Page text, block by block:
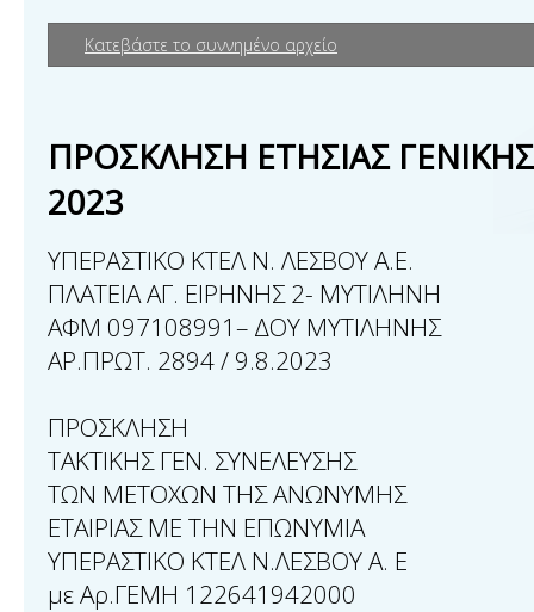
Κατεβάστε το συννημένο αρχείο
ΠΡΟΣΚΛΗΣΗ ΕΤΗΣΙΑΣ
2023
ΥΠΕΡΑΣΤΙΚO ΚΤΕΛ Ν. ΛΕΣΒΟΥ Α.Ε.
ΠΛΑΤΕΙΑ ΑΓ. ΕΙΡΗΝΗΣ 2- ΜΥΤΙΛΗΝΗ
ΑΦΜ 097108991– ΔΟΥ ΜΥΤΙΛΗΝΗΣ
ΑΡ.ΠΡΩΤ. 2894 / 9.8.2023
ΠΡΟΣΚΛΗΣΗ
ΤΑΚΤΙΚΗΣ ΓΕΝ. ΣΥΝΕΛΕΥΣΗΣ
ΤΩΝ ΜΕΤΟΧΩΝ ΤΗΣ ΑΝΩΝΥΜΗΣ
ΕΤΑΙΡΙΑΣ ΜΕ ΤΗΝ ΕΠΩΝΥΜΙΑ
ΥΠΕΡΑΣΤΙΚΟ ΚΤΕΛ N.ΛΕΣΒΟΥ Α. Ε
με Αρ.ΓΕΜΗ 122641942000